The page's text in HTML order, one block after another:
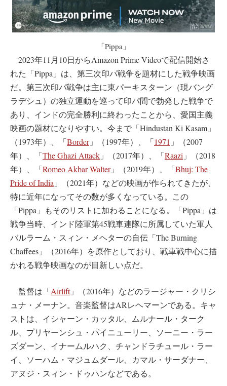
「Pippa」
2023年11月10日からAmazon Prime Videoで配信開始さ
れた「Pippa」は、第三次印パ戦争を題材にした戦争映画
だ。第三次印パ戦争は主に東パーキスターン（現バング
ラデシュ）の独立運動を巡って印パ間で勃発した戦争で
あり、インドの完全勝利に終わったことから、愛国主義
映画の題材になりやすい。今まで「Hindustan Ki Kasam」
（1973年）、「Border」（1997年）、「1971 」（2007
年）、「The Ghazi Attack 」（2017年）、「Raazi 」（2018
年）、「Romeo Akbar Walter」（2019年）、「Bhuj: The
Pride of India 」（2021年）などの映画が作られてきたが、
特に近年になってその数が多くなっている。この
「Pippa」もそのリストに加わることになる。「Pippa」は
戦争当時、インド陸軍第45戦車連隊に所属していた軍人
バルラーム・スィン・メヘターの自伝「The Burning
Chaffees」（2016年）を原作としており、戦車戦中心に描
かれる戦争映画なのが目新しい点だ。
監督は「Airlift」（2016年）などのラージャー・クリシ
ュナ・メーナン。音楽監督はARレヘマーンである。キャ
ストは、イシャーン・カッタル、ムルナール・ターク
ル、プリヤーンシュ・パイニューリー、ソーニー・ラー
ズダーン、イナームルハク、チャンドラチュール・ラー
イ、ソーハム・マジュムダール、カマル・サーダナー、
アヌジ・スィン・ドゥハンなどである。